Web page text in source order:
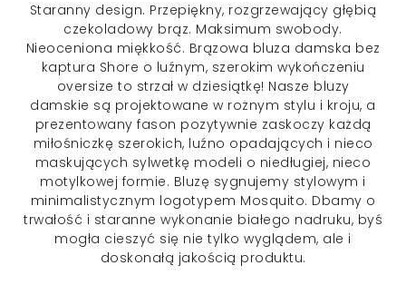
Staranny design. Przepiękny, rozgrzewający głębią
czekoladowy brąz. Maksimum swobody.
Nieoceniona miękkość. Brązowa bluza damska bez
kaptura Shore o luźnym, szerokim wykończeniu
oversize to strzał w dziesiątkę! Nasze bluzy
damskie są projektowane w rożnym stylu i kroju, a
prezentowany fason pozytywnie zaskoczy każdą
miłośniczkę szerokich, luźno opadających i nieco
maskujących sylwetkę modeli o niedługiej, nieco
motylkowej formie. Bluzę sygnujemy stylowym i
minimalistycznym logotypem Mosquito. Dbamy o
trwałość i staranne wykonanie białego nadruku, byś
mogła cieszyć się nie tylko wyglądem, ale i
doskonałą jakością produktu.